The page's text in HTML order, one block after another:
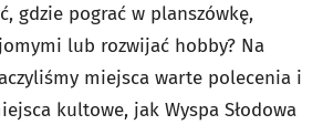
gdzie pograć w planszówkę,
lub rozwijać hobby? Na
miejsca warte polecenia i
kultowe, jak Wyspa Słodowa